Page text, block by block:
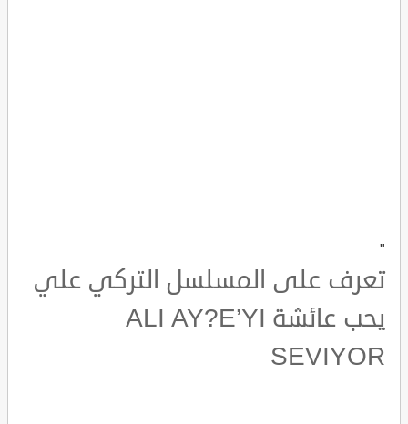
"
تعرف على المسلسل التركي علي
يحب عائشة ALI AY?E’YI
SEVIYOR